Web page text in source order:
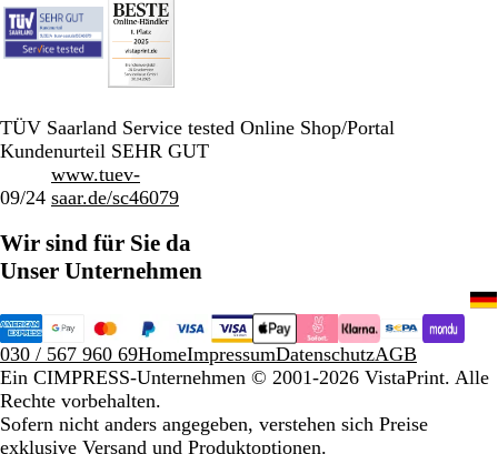
TÜV Saarland Service tested Online Shop/Portal
Kundenurteil SEHR GUT
09/24
www.tuev-
saar.de/sc46079
Wir sind für Sie da
Unser Unternehmen
030 / 567 960 69HomeImpressumDatenschutzAGB
Ein CIMPRESS-Unternehmen © 2001-2026 VistaPrint. Alle
Rechte vorbehalten.
Sofern nicht anders angegeben, verstehen sich Preise
exklusive Versand und Produktoptionen.